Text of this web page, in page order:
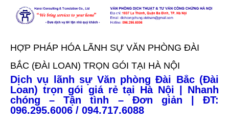
TRANG CHỦ
DỊCH THUẬT CÔNG CHỨNG
DỊCH VỤ KHÁC
TRANG CHỦ
DỊCH THUẬT CÔNG CHỨNG
DỊCH VỤ KHÁC
Sao y bản chính
Hợp pháp hóa lãnh sự
Dịch thuật chuyên ngành
HỢP PHÁP HÓA LÃNH SỰ VĂN PHÒNG ĐÀI
BẮC (ĐÀI LOAN) TRỌN GÓI TẠI HÀ NỘI
Dịch vụ lãnh sự Văn phòng Đài Bắc (Đài
Loan) trọn gói giá rẻ tại Hà Nội | Nhanh
chóng – Tận tình – Đơn giản | ĐT:
096.295.6006 / 094.717.6088